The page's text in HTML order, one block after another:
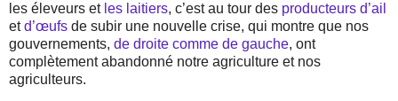
les éleveurs et les laitiers, c’est au tour des producteurs d’ail
etd’œufs de subir une nouvelle crise, qui montre que nos
gouvernements, de droite comme de gauche, ont
complètement abandonné notre agriculture et nos
agriculteurs.